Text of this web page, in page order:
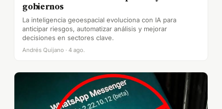
gobiernos
La inteligencia geoespacial evoluciona con IA para
anticipar riesgos, automatizar análisis y mejorar
decisiones en sectores clave.
Andrés Quijano · 4 ago.